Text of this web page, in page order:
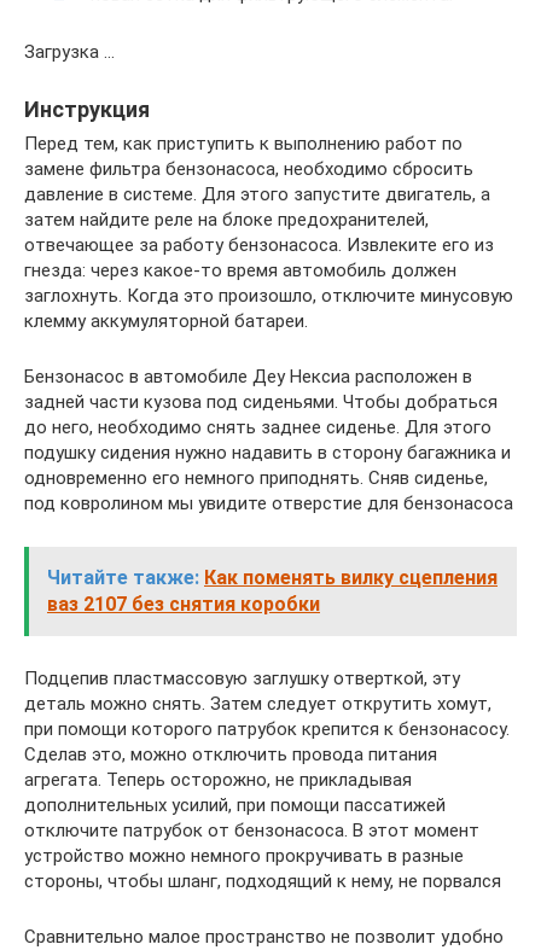
Загрузка …
Инструкция
Перед тем, как приступить к выполнению работ по
замене фильтра бензонасоса, необходимо сбросить
давление в системе. Для этого запустите двигатель, а
затем найдите реле на блоке предохранителей,
отвечающее за работу бензонасоса. Извлеките его из
гнезда: через какое-то время автомобиль должен
заглохнуть. Когда это произошло, отключите минусовую
клемму аккумуляторной батареи.
Бензонасос в автомобиле Деу Нексиа расположен в
задней части кузова под сиденьями. Чтобы добраться
до него, необходимо снять заднее сиденье. Для этого
подушку сидения нужно надавить в сторону багажника и
одновременно его немного приподнять. Сняв сиденье,
под ковролином мы увидите отверстие для бензонасоса
Читайте также: Как поменять вилку сцепления
ваз 2107 без снятия коробки
Подцепив пластмассовую заглушку отверткой, эту
деталь можно снять. Затем следует открутить хомут,
при помощи которого патрубок крепится к бензонасосу.
Сделав это, можно отключить провода питания
агрегата. Теперь осторожно, не прикладывая
дополнительных усилий, при помощи пассатижей
отключите патрубок от бензонасоса. В этот момент
устройство можно немного прокручивать в разные
стороны, чтобы шланг, подходящий к нему, не порвался
Сравнительно малое пространство не позволит удобно